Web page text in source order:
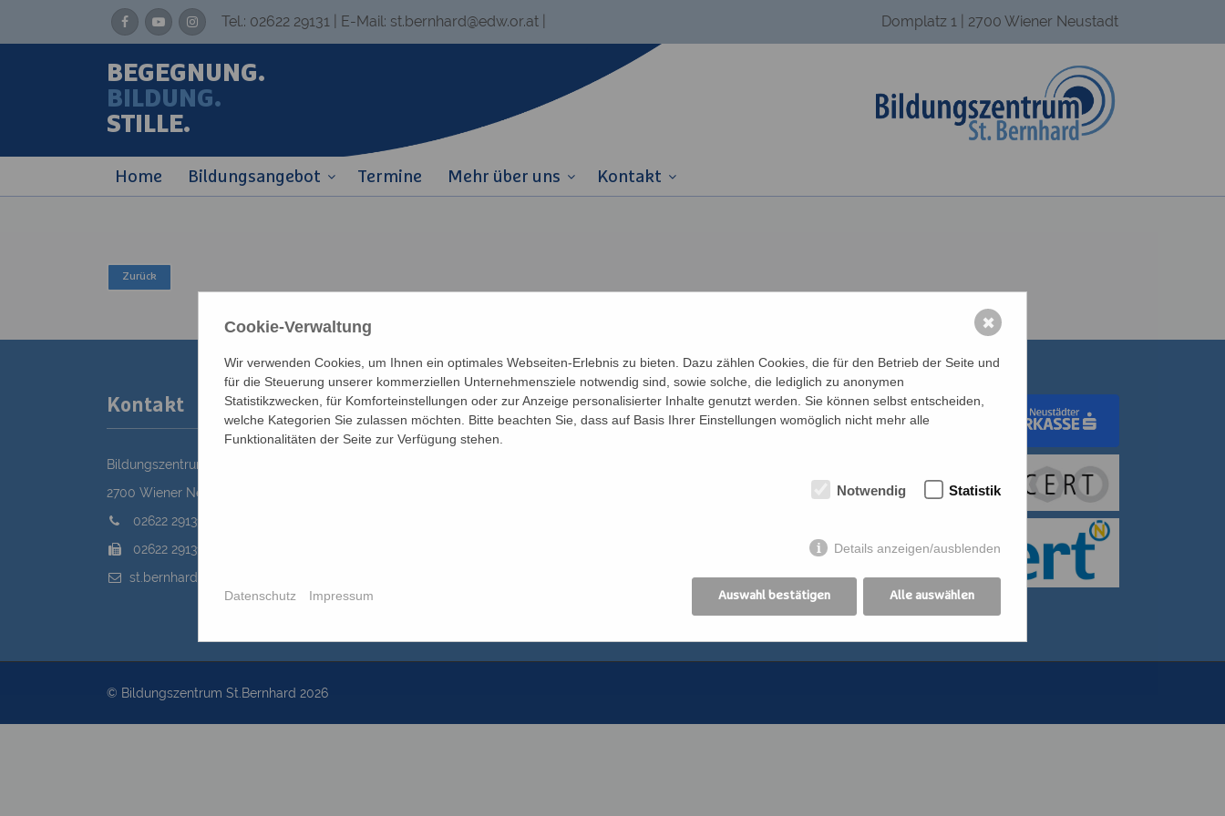
Tel.: 02622 29131 | E-Mail: st.bernhard@edw.or.at Domplatz 1 | 2700 Wiener Neustadt
BEGEGNUNG.
BILDUNG.
STILLE.
Home Bildungsangebot Termine Mehr über uns Kontakt
Kontakt
Bildungszentrum St. Bernhard der Erzdiözese Wien
2700 Wiener Neustadt, Domplatz 1
02622 29131
02622 29131-5040
st.bernhard@edw.or.at
Links Partner
Erzdiözese Wien
© Bildungszentrum St.Bernhard 2026
Cookie-Verwaltung
Wir verwenden Cookies, um Ihnen ein optimales Webseiten-Erlebnis zu bieten. Dazu zählen Cookies, die für den Betrieb der Seite und
für die Steuerung unserer kommerziellen Unternehmensziele notwendig sind, sowie solche, die lediglich zu anonymen
Statistikzwecken, für Komforteinstellungen oder zur Anzeige personalisierter Inhalte genutzt werden. Sie können selbst entscheiden,
welche Kategorien Sie zulassen möchten. Bitte beachten Sie, dass auf Basis Ihrer Einstellungen womöglich nicht mehr alle
Funktionalitäten der Seite zur Verfügung stehen.
Notwendig Statistik
Details anzeigen/ausblenden
Auswahl bestätigen Alle auswählen
Datenschutz Impressum
✖